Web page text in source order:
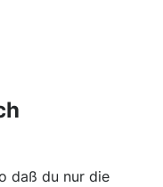
daß du nur die